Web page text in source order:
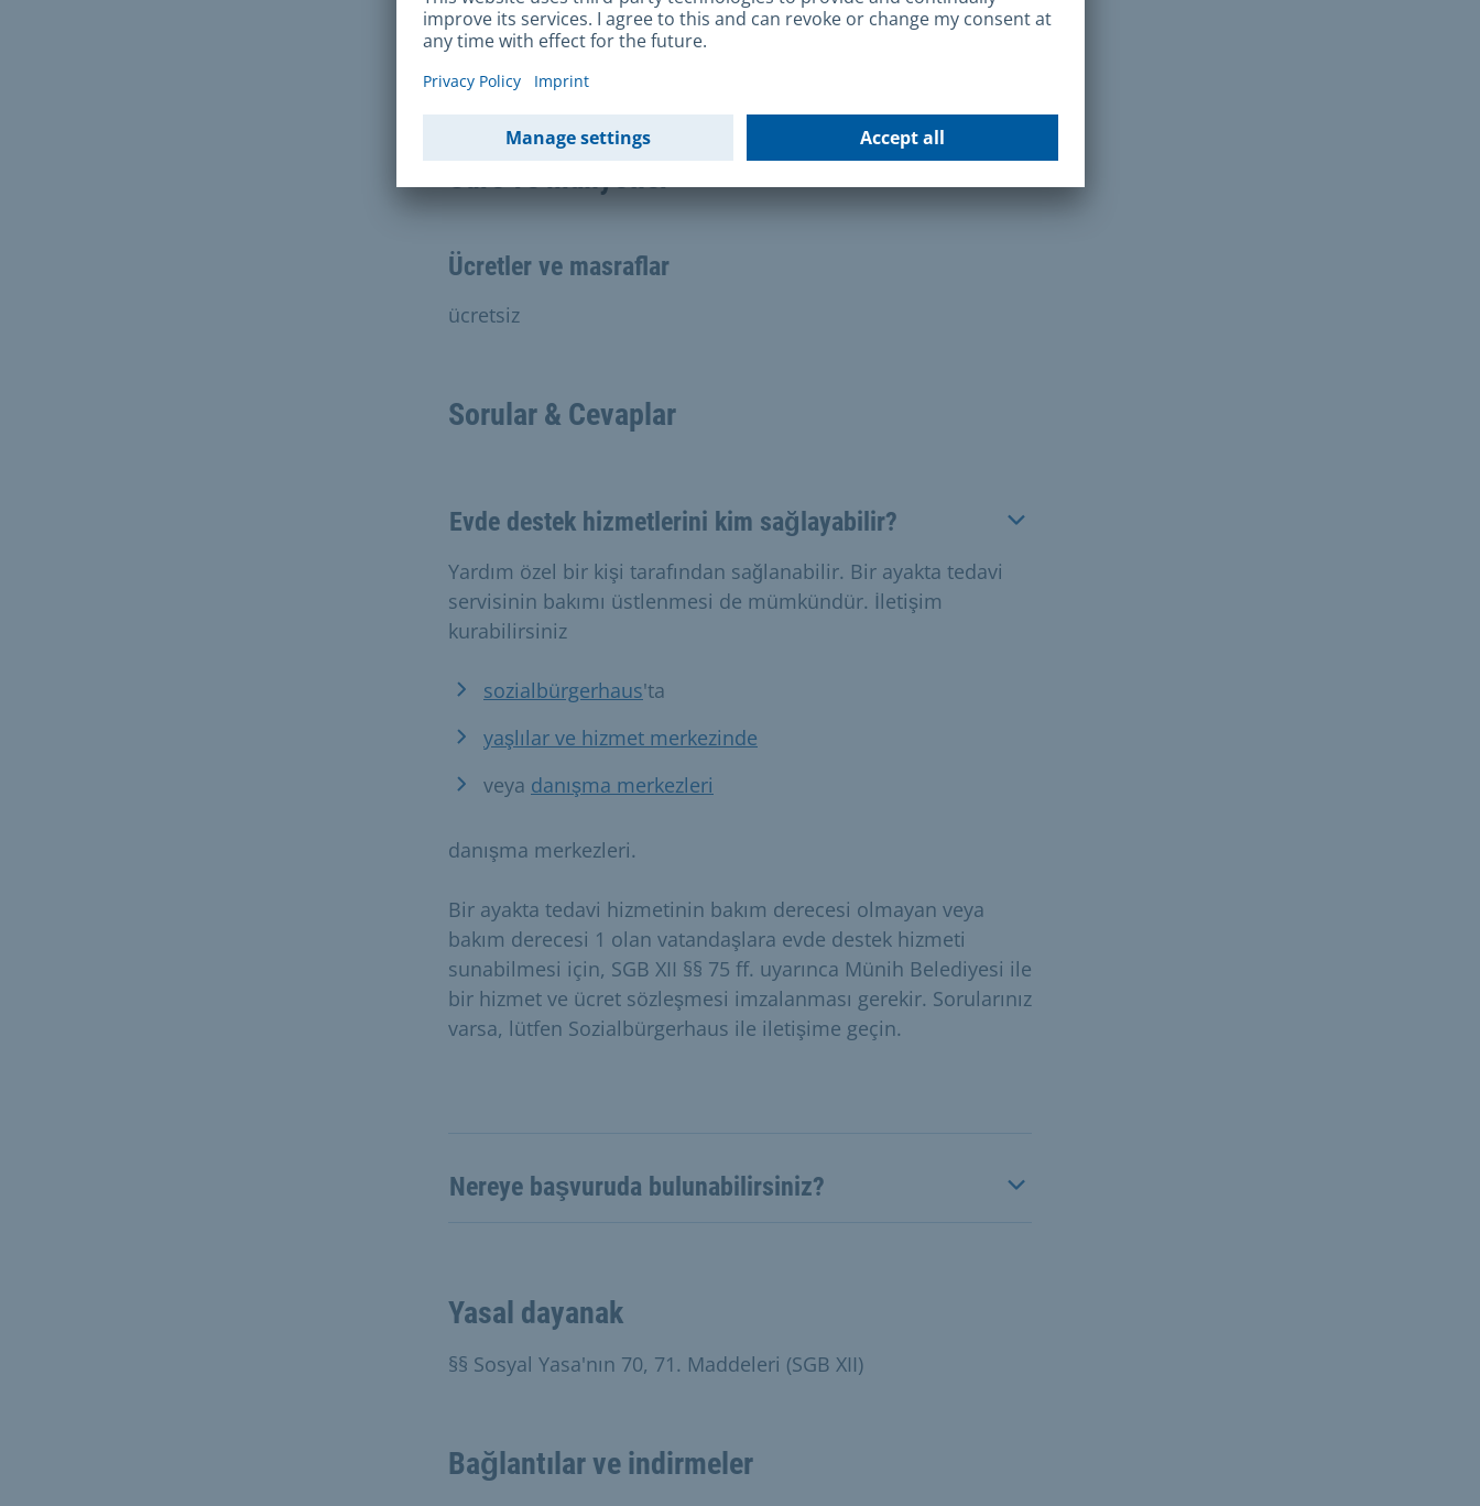
Banka hesap özetleri
Tasarruf defterleri
Süre ve maliyetler
Ücretler ve masraflar
ücretsiz
Sorular & Cevaplar
Evde destek hizmetlerini kim sağlayabilir?
Yardım özel bir kişi tarafından sağlanabilir. Bir ayakta tedavi
servisinin bakımı üstlenmesi de mümkündür. İletişim
kurabilirsiniz
sozialbürgerhaus'ta
yaşlılar ve hizmet merkezinde
veya danışma merkezleri
danışma merkezleri.
Bir ayakta tedavi hizmetinin bakım derecesi olmayan veya
bakım derecesi 1 olan vatandaşlara evde destek hizmeti
sunabilmesi için, SGB XII §§ 75 ff. uyarınca Münih Belediyesi ile
bir hizmet ve ücret sözleşmesi imzalanması gerekir. Sorularınız
varsa, lütfen Sozialbürgerhaus ile iletişime geçin.
Nereye başvuruda bulunabilirsiniz?
Yasal dayanak
§§ Sosyal Yasa'nın 70, 71. Maddeleri (SGB XII)
Bağlantılar ve indirmeler